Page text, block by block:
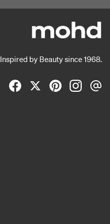
Inspired by Beauty since 1968.